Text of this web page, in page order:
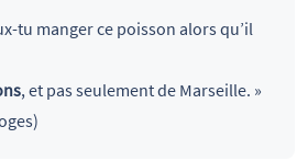
tu manger ce poisson alors qu’il
, et pas seulement de Marseille. »